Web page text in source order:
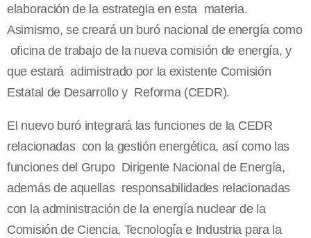
elaboración de la estrategia en esta materia.
Asimismo, se creará un buró nacional de energía como
oficina de trabajo de la nueva comisión de energía, y
que estará adimistrado por la existente Comisión
Estatal de Desarrollo y Reforma (CEDR).
El nuevo buró integrará las funciones de la CEDR
relacionadas con la gestión energética, así como las
funciones del Grupo Dirigente Nacional de Energía,
además de aquellas responsabilidades relacionadas
con la administración de la energía nuclear de la
Comisión de Ciencia, Tecnología e Industria para la